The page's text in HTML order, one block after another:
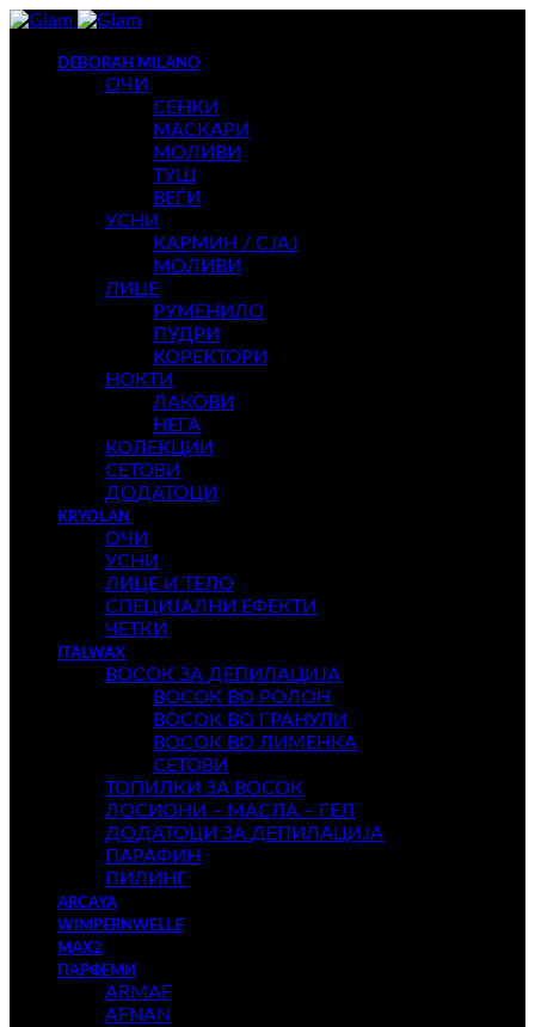
DEBORAH MILANO
ОЧИ
СЕНКИ
МАСКАРИ
МОЛИВИ
ТУШ
ВЕЃИ
УСНИ
КАРМИН / СЈАЈ
МОЛИВИ
ЛИЦЕ
РУМЕНИЛО
ПУДРИ
КОРЕКТОРИ
НОКТИ
ЛАКОВИ
НЕГА
КОЛЕКЦИИ
СЕТОВИ
ДОДАТОЦИ
KRYOLAN
ОЧИ
УСНИ
ЛИЦЕ И ТЕЛО
СПЕЦИЈАЛНИ ЕФЕКТИ
ЧЕТКИ
ITALWAX
ВОСОК ЗА ДЕПИЛАЦИЈА
ВОСОК ВО РОЛОН
ВОСОК ВО ГРАНУЛИ
ВОСОК ВО ЛИМЕНКА
СЕТОВИ
ТОПИЛКИ ЗА ВОСОК
ЛОСИОНИ – МАСЛА – ГЕЛ
ДОДАТОЦИ ЗА ДЕПИЛАЦИЈА
ПАРАФИН
ПИЛИНГ
ARCAYA
WIMPERNWELLE
MAX2
ПАРФЕМИ
ARMAF
AFNAN